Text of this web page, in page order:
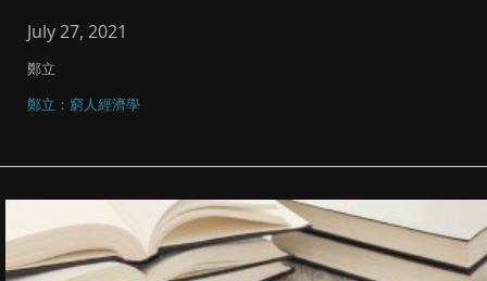
July 27, 2021
鄭立
鄭立：窮人經濟學